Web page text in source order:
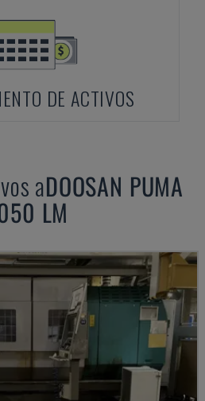
DE ACTIVOS
aDOOSAN PUMA
LM